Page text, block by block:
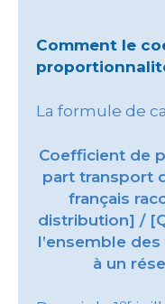
Comment le
La formule de
Coefficient de
part transport
français
distribution] /
l’ensemble
à un